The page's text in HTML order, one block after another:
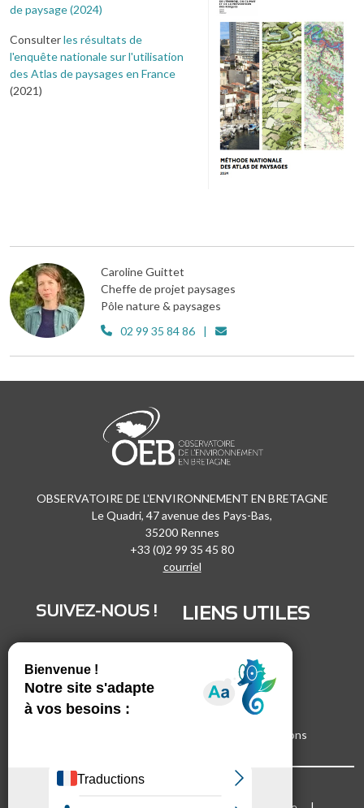
de paysage (2024)
Consulterles résultats de
l'enquête nationale sur l'utilisation
des Atlas de paysages en France
(2021)
Caroline Guittet
Cheffe de projet paysages
Pôle nature & paysages
02 99 35 84 86
OBSERVATOIRE DE L'ENVIRONNEMENT EN BRETAGNE
Le Quadri, 47 avenue des Pays-Bas,
35200 Rennes
+33 (0)2 99 35 45 80
courriel
SUIVEZ-NOUS !
Vimeo
Facebook
LIENS UTILES
Marchés publics
Espace presse
Inscrivez-vous à nos lettres d'informations